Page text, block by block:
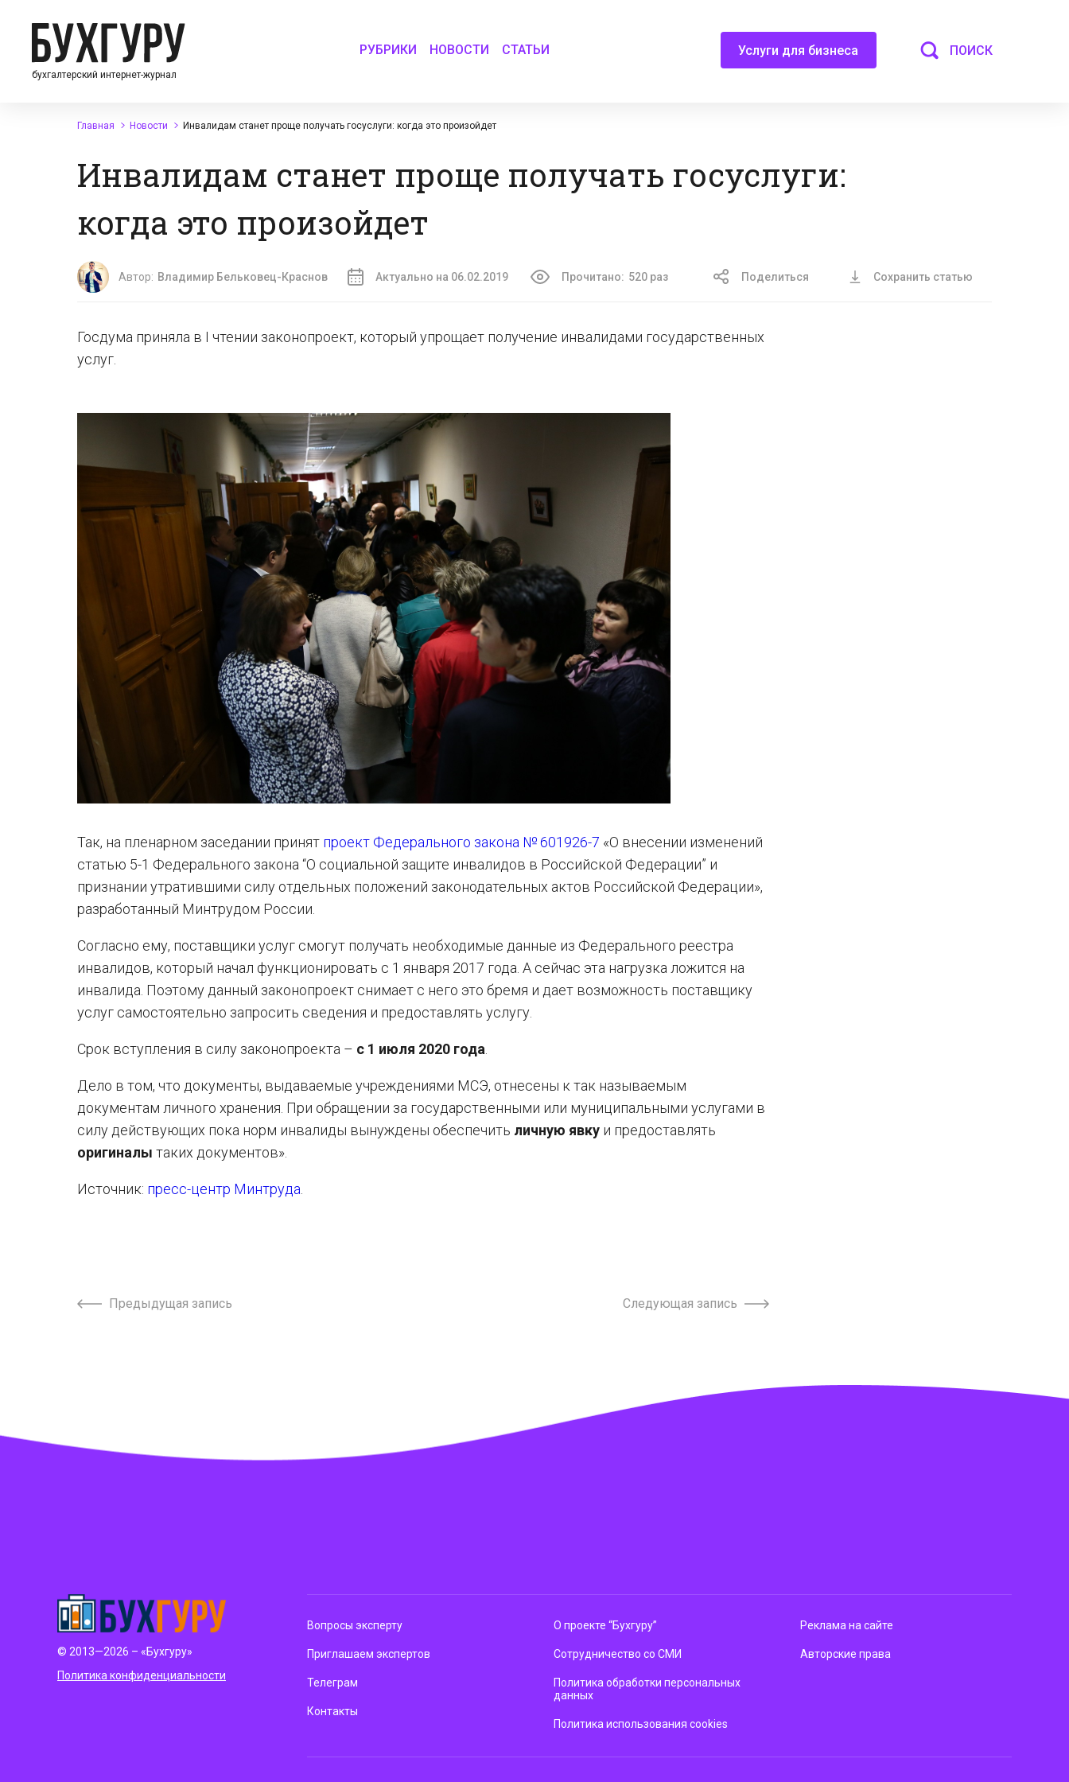
бухгалтерский интернет-журнал
РУБРИКИ НОВОСТИ СТАТЬИ Услуги для бизнеса ПОИСК
Главная Новости Инвалидам станет проще получать госуслуги: когда это произойдет
Инвалидам станет проще получать госуслуги:
когда это произойдет
Автор: Владимир Бельковец-Краснов Актуально на 06.02.2019 Прочитано: 520 раз Поделиться Сохранить статью
Госдума приняла в I чтении законопроект, который упрощает получение инвалидами государственных
услуг.
Так, на пленарном заседании принят проект Федерального закона № 601926-7 «О внесении изменений
статью 5-1 Федерального закона “О социальной защите инвалидов в Российской Федерации” и
признании утратившими силу отдельных положений законодательных актов Российской Федерации»,
разработанный Минтрудом России.
Согласно ему, поставщики услуг смогут получать необходимые данные из Федерального реестра
инвалидов, который начал функционировать с 1 января 2017 года. А сейчас эта нагрузка ложится на
инвалида. Поэтому данный законопроект снимает с него это бремя и дает возможность поставщику
услуг самостоятельно запросить сведения и предоставлять услугу.
Срок вступления в силу законопроекта – с 1 июля 2020 года
Дело в том, что документы, выдаваемые учреждениями МСЭ, отнесены к так называемым
документам личного хранения. При обращении за государственными или муниципальными услугами в
силу действующих пока норм инвалиды вынуждены обеспечить личную явку и предоставлять
оригиналы таких документов».
Источник: пресс-центр Минтруда
Предыдущая запись Следующая запись
© 2013—2026 – «Бухгуру»
Политика конфиденциальности
Вопросы эксперту
Приглашаем экспертов
Телеграм
Контакты
О проекте “Бухгуру”
Сотрудничество со СМИ
Политика обработки персональных
данных
Политика использования cookies
Реклама на сайте
Авторские права